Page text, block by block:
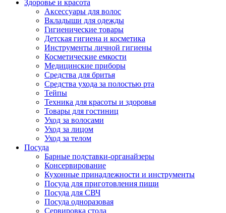
Здоровье и красота
Аксессуары для волос
Вкладыши для одежды
Гигиенические товары
Детская гигиена и косметика
Инструменты личной гигиены
Косметические емкости
Медицинские приборы
Средства для бритья
Средства ухода за полостью рта
Тейпы
Техника для красоты и здоровья
Товары для гостиниц
Уход за волосами
Уход за лицом
Уход за телом
Посуда
Барные подставки-органайзеры
Консервирование
Кухонные принадлежности и инструменты
Посуда для приготовления пищи
Посуда для СВЧ
Посуда одноразовая
Сервировка стола